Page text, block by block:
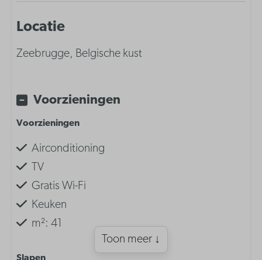
Locatie
Zeebrugge, Belgische kust
Voorzieningen
Voorzieningen
Airconditioning
TV
Gratis Wi-Fi
Keuken
m²: 41
Toon meer ↓